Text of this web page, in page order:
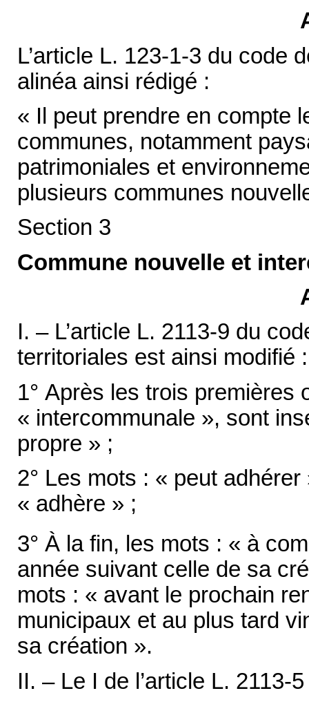
L’article L. 123-1-3 du code
alinéa ainsi rédigé :
« Il peut prendre en compte
communes, notamment
patrimoniales et
plusieurs communes
Section 3
Commune nouvelle et
I. – L’article L. 2113-9 du
territoriales est ainsi modifié :
1° Après les trois premières
« intercommunale », sont
propre » ;
2° Les mots : « peut
« adhère » ;
3° À la fin, les mots : « à
année suivant celle de sa
mots : « avant le prochain
municipaux et au plus tard
sa création ».
II. – Le I de l’article L.